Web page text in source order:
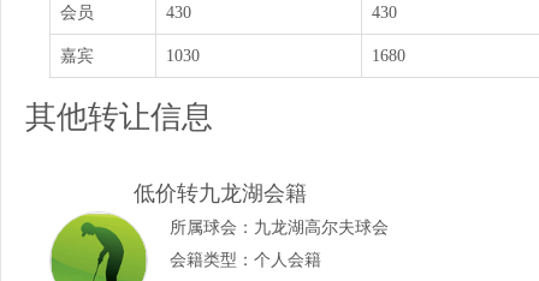
会员 430 430
嘉宾 1030 1680
其他转让信息
低价转九龙湖会籍
所属球会： 九龙湖高尔夫球会
会籍类型：个人会籍